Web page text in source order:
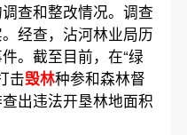
查和整改情况。调查
经查，沾河林业局历
。截至目前，在“绿
击毁林种参和森林督
出违法开垦林地面积